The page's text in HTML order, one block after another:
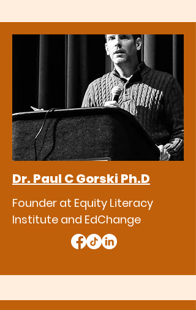
Dr. Paul C Gorski Ph.D
Founder at Equity Literacy
Institute and EdChange